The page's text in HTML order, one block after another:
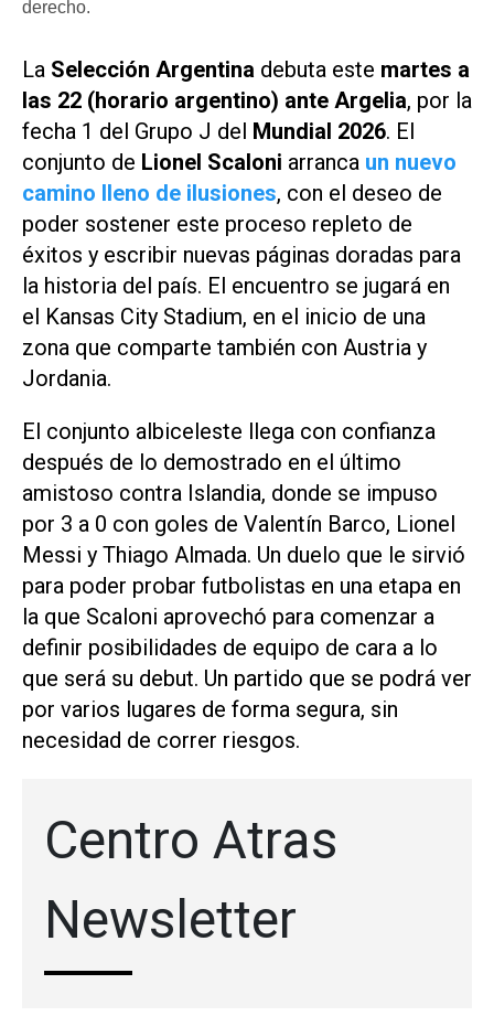
derecho.
La Selección Argentina debuta este martes a
las 22 (horario argentino) ante Argelia, por la
fecha 1 del Grupo J del Mundial 2026. El
conjunto de Lionel Scaloni arranca un nuevo
camino lleno de ilusiones, con el deseo de
poder sostener este proceso repleto de
éxitos y escribir nuevas páginas doradas para
la historia del país. El encuentro se jugará en
el Kansas City Stadium, en el inicio de una
zona que comparte también con Austria y
Jordania.
El conjunto albiceleste llega con confianza
después de lo demostrado en el último
amistoso contra Islandia, donde se impuso
por 3 a 0 con goles de Valentín Barco, Lionel
Messi y Thiago Almada. Un duelo que le sirvió
para poder probar futbolistas en una etapa en
la que Scaloni aprovechó para comenzar a
definir posibilidades de equipo de cara a lo
que será su debut. Un partido que se podrá ver
por varios lugares de forma segura, sin
necesidad de correr riesgos.